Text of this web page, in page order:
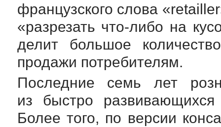
французского слова
«разрезать что-либо на
делит большое
продажи потребителям.
Последние семь лет
из быстро развивающихся
Более того, по версии